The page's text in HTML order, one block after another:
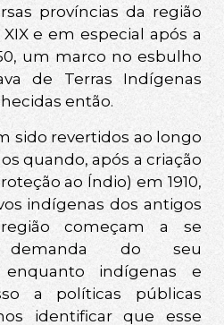
províncias da região
e em especial após a
um marco no esbulho
de Terras Indígenas
então.
sido revertidos ao longo
quando, após a criação
ao Índio) em 1910,
indígenas dos antigos
começam a se
do seu
enquanto indígenas e
a políticas públicas
identificar que esse